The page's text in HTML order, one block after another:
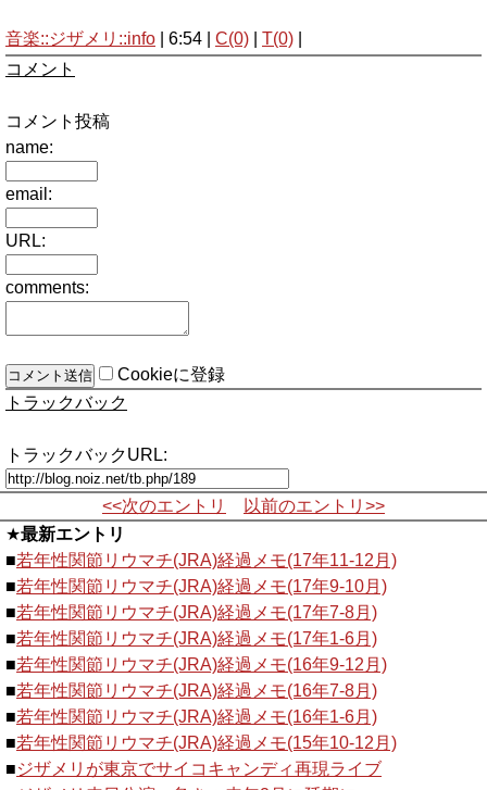
音楽::ジザメリ::info | 6:54 | C(0) T(0)
コメント
コメント投稿
name:
email:
URL:
comments:
Cookieに登録
トラックバック
トラックバックURL:
<<次のエントリ
以前のエントリ>>
★最新エントリ
■若年性関節リウマチ(JRA)経過メモ(17年11-12月)
■若年性関節リウマチ(JRA)経過メモ(17年9-10月)
■若年性関節リウマチ(JRA)経過メモ(17年7-8月)
■若年性関節リウマチ(JRA)経過メモ(17年1-6月)
■若年性関節リウマチ(JRA)経過メモ(16年9-12月)
■若年性関節リウマチ(JRA)経過メモ(16年7-8月)
■若年性関節リウマチ(JRA)経過メモ(16年1-6月)
■若年性関節リウマチ(JRA)経過メモ(15年10-12月)
■ジザメリが東京でサイコキャンディ再現ライブ